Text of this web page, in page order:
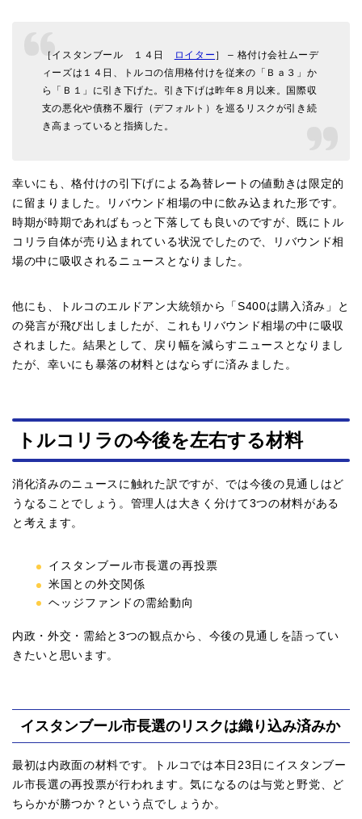
［イスタンブール １４日 ロイター ］ – 格付け会社ムーデ
ィーズは１４日、トルコの信用格付けを従来の「Ｂａ３」か
ら「Ｂ１」に引き下げた。引き下げは昨年８月以来。国際収
支の悪化や債務不履行（デフォルト）を巡るリスクが引き続
き高まっていると指摘した。
幸いにも、格付けの引下げによる為替レートの値動きは限定的
に留まりました。リバウンド相場の中に飲み込まれた形です。
時期が時期であればもっと下落しても良いのですが、既にトル
コリラ自体が売り込まれている状況でしたので、リバウンド相
場の中に吸収されるニュースとなりました。
他にも、トルコのエルドアン大統領から「S400は購入済み」と
の発言が飛び出しましたが、これもリバウンド相場の中に吸収
されました。結果として、戻り幅を減らすニュースとなりまし
たが、幸いにも暴落の材料とはならずに済みました。
トルコリラの今後を左右する材料
消化済みのニュースに触れた訳ですが、では今後の見通しはど
うなることでしょう。管理人は大きく分けて3つの材料がある
と考えます。
イスタンブール市長選の再投票
米国との外交関係
ヘッジファンドの需給動向
内政・外交・需給と3つの観点から、今後の見通しを語ってい
きたいと思います。
イスタンブール市長選のリスクは織り込み済みか
最初は内政面の材料です。トルコでは本日23日にイスタンブー
ル市長選の再投票が行われます。気になるのは与党と野党、ど
ちらかが勝つか？という点でしょうか。